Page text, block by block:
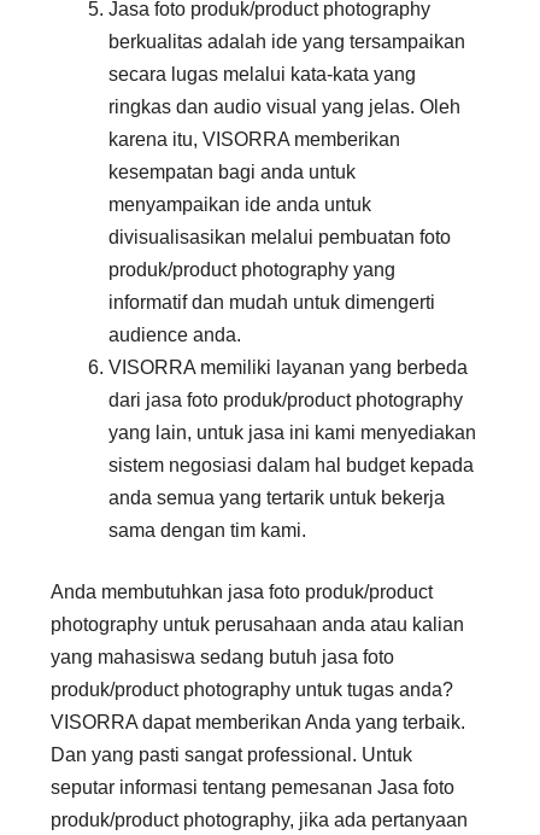
Jasa foto produk/product photography
berkualitas adalah ide yang tersampaikan
secara lugas melalui kata-kata yang
ringkas dan audio visual yang jelas. Oleh
karena itu, VISORRA memberikan
kesempatan bagi anda untuk
menyampaikan ide anda untuk
divisualisasikan melalui pembuatan foto
produk/product photography yang
informatif dan mudah untuk dimengerti
audience anda.
VISORRA memiliki layanan yang berbeda
dari jasa foto produk/product photography
yang lain, untuk jasa ini kami menyediakan
sistem negosiasi dalam hal budget kepada
anda semua yang tertarik untuk bekerja
sama dengan tim kami.
Anda membutuhkan jasa foto produk/product
photography untuk perusahaan anda atau kalian
yang mahasiswa sedang butuh jasa foto
produk/product photography untuk tugas anda?
VISORRA dapat memberikan Anda yang terbaik.
Dan yang pasti sangat professional. Untuk
seputar informasi tentang pemesanan Jasa foto
produk/product photography, jika ada pertanyaan